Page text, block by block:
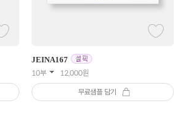
JEINA167
10부 12,000원
무료샘플 담기